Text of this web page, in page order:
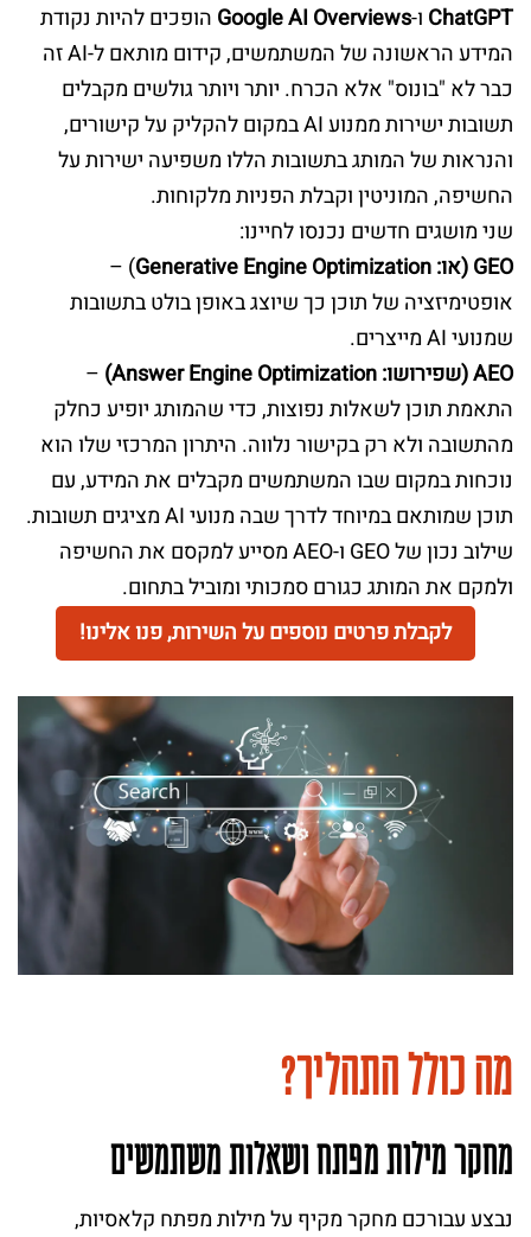
ChatGPT ו-Google AI Overviews הופכים להיות נקודת
המידע הראשונה של המשתמשים, קידום מותאם ל-AI זה
כבר לא "בונוס" אלא הכרח. יותר ויותר גולשים מקבלים
תשובות ישירות ממנוע AI במקום להקליק על קישורים,
והנראות של המותג בתשובות הללו משפיעה ישירות על
החשיפה, המוניטין וקבלת הפניות מלקוחות.
שני מושגים חדשים נכנסו לחיינו:
GEO (או: Generative Engine Optimization
) –
אופטימיזציה של תוכן כך שיוצג באופן בולט בתשובות
שמנועי AI מייצרים.
AEO (שפירושו: Answer Engine Optimization)
–
התאמת תוכן לשאלות נפוצות, כדי שהמותג יופיע כחלק
מהתשובה ולא רק בקישור נלווה. היתרון המרכזי שלו הוא
נוכחות במקום שבו המשתמשים מקבלים את המידע, עם
תוכן שמותאם במיוחד לדרך שבה מנועי AI מציגים תשובות.
שילוב נכון של GEO ו-AEO מסייע למקסם את החשיפה
ולמקם את המותג כגורם סמכותי ומוביל בתחום.
לקבלת פרטים נוספים על השירות, פנו אלינו!
מה כולל התהליך?
מחקר מילות מפתח ושאלות משתמשים
נבצע עבורכם מחקר מקיף על מילות מפתח קלאסיות,